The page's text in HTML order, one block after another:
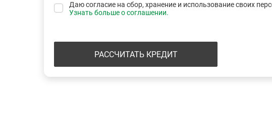
Даю согласие на сбор, хранение и использование своих
Узнать больше о соглашении.
РАССЧИТАТЬ КРЕДИТ